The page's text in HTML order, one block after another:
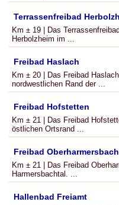
Terrassenfreibad
Km ± 19 | Das
Herbolzheim im ...
Freibad Haslach
Km ± 20 | Das Freibad
nordwestlichen Rand der ...
Freibad Hofstetten
Km ± 21 | Das Freibad
östlichen Ortsrand ...
Freibad Oberharmersbach
Km ± 21 | Das Freibad
Harmersbachtal. ...
Hallenbad Freiamt